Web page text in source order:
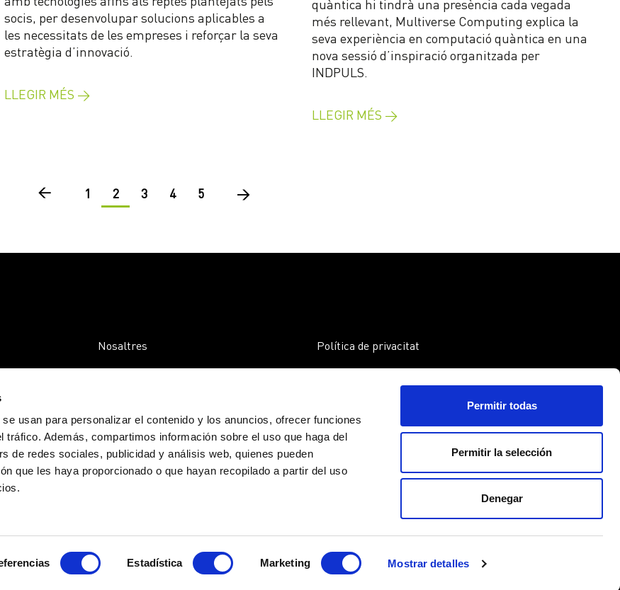
usan para personalizar el contenido y los anuncios, ofrecer funciones
tráfico. Además, compartimos información sobre el uso que haga del
de redes sociales, publicidad y análisis web, quienes pueden
que les haya proporcionado o que hayan recopilado a partir del uso
Estadística Marketing Mostrar detalles
Permitir todas
Permitir la selección
Denegar
socis, per desenvolupar solucions aplicables a
les necessitats de les empreses i reforçar la seva
estratègia d’innovació.
LLEGIR MÉS →
més rellevant, Multiverse Computing explica la
seva experiència en computació quàntica en una
nova sessió d’inspiració organitzada per
INDPULS.
LLEGIR MÉS →
1 2 3 4 5
Nosaltres
Empreses
Activitats
Transparència
Política de privacitat
Política de cookies